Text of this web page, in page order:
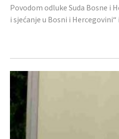
Povodom odluke Suda Bosne i
i sjećanje u Bosni i